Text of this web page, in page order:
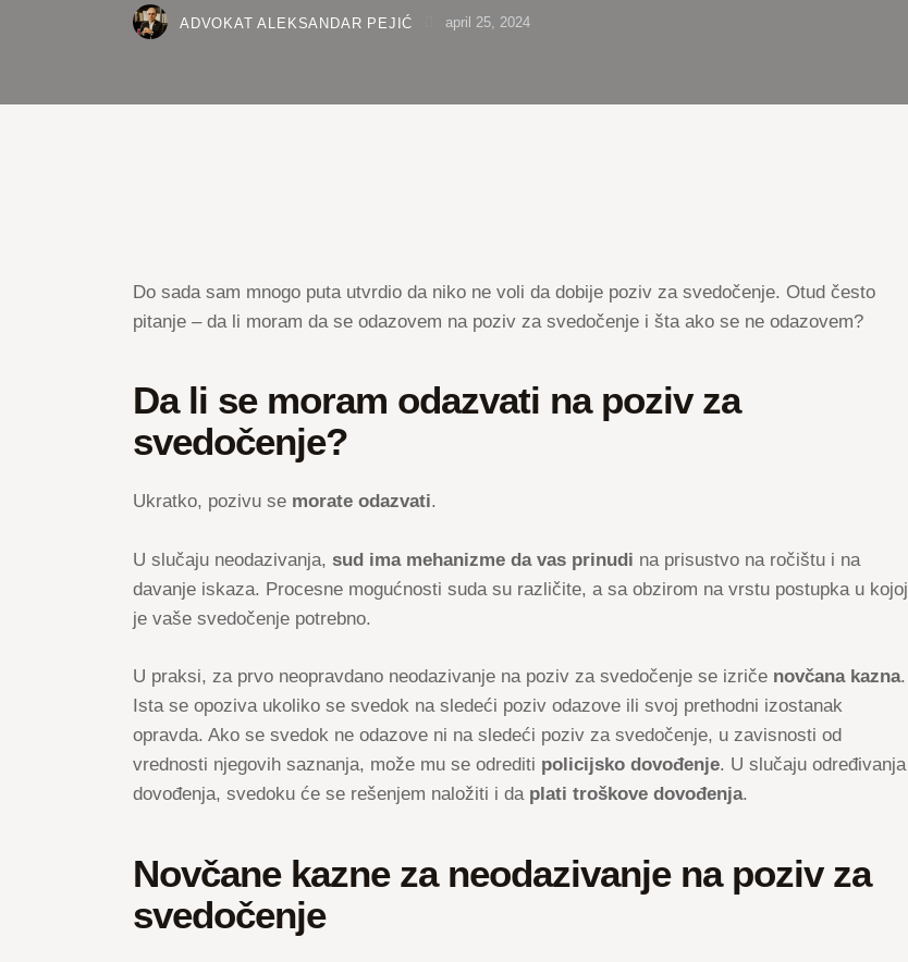
ADVOKAT ALEKSANDAR PEJIĆ april 25, 2024
Do sada sam mnogo puta utvrdio da niko ne voli da dobije poziv za svedočenje. Otud često
pitanje – da li moram da se odazovem na poziv za svedočenje i šta ako se ne odazovem?
Da li se moram odazvati na poziv za
svedočenje?
Ukratko, pozivu se morate odazvati.
U slučaju neodazivanja, sud ima mehanizme da vas prinudi na prisustvo na ročištu i na
davanje iskaza. Procesne mogućnosti suda su različite, a sa obzirom na vrstu postupka u kojoj
je vaše svedočenje potrebno.
U praksi, za prvo neopravdano neodazivanje na poziv za svedočenje se izriče novčana kazna.
Ista se opoziva ukoliko se svedok na sledeći poziv odazove ili svoj prethodni izostanak
opravda. Ako se svedok ne odazove ni na sledeći poziv za svedočenje, u zavisnosti od
vrednosti njegovih saznanja, može mu se odrediti policijsko dovođenje. U slučaju određivanja
dovođenja, svedoku će se rešenjem naložiti i daplati troškove dovođenja.
Novčane kazne za neodazivanje na poziv za
svedočenje